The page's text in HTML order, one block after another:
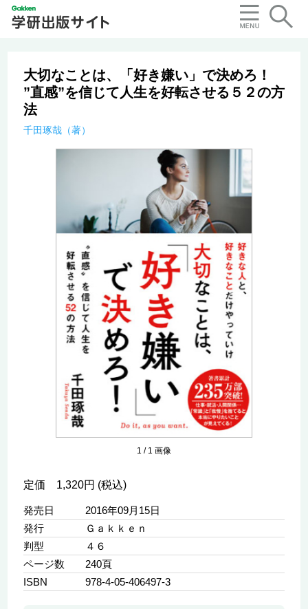
大切なことは、「好き嫌い」で決めろ！
”直感”を信じて人生を好転させる５２の方
法
千田琢哉（著）
1 / 1 画像
定価 1,320円 (税込)
発売日
2016年09月15日
発行
Ｇａｋｋｅｎ
判型
４６
ページ数
240頁
ISBN
978-4-05-406497-3